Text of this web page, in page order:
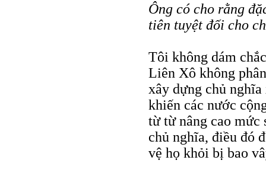
Ông có cho rằng
tiên tuyệt đối cho
Tôi không dám
Liên Xô không
xây dựng chủ
khiến các nước
từ từ nâng cao mức
chủ nghĩa, điều đó
vệ họ khỏi bị bao